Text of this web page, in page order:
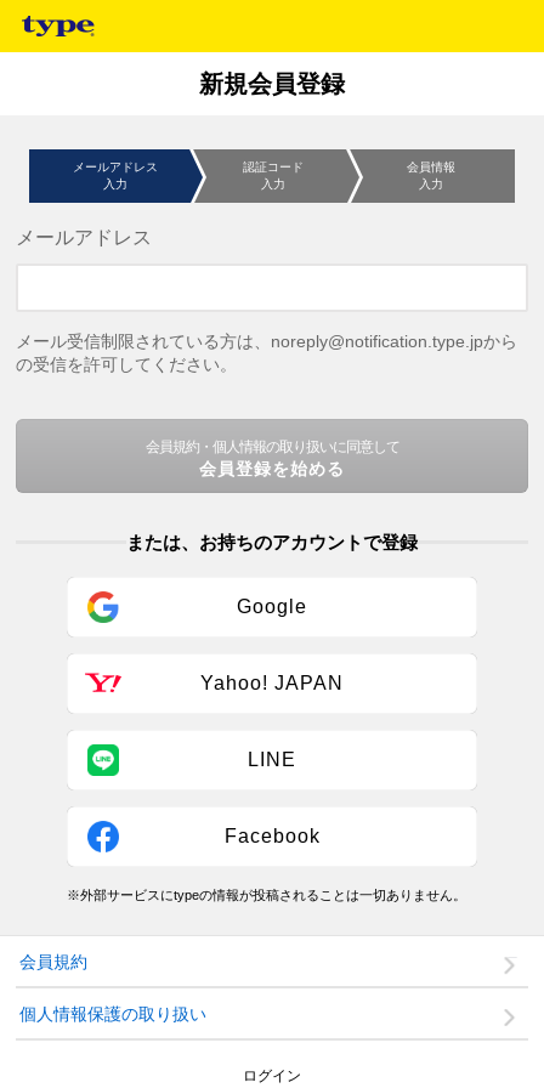
新規会員登録
メールアドレス
入力
認証コード
入力
会員情報
入力
メールアドレス
メール受信制限されている方は、noreply@notification.type.jpから
の受信を許可してください。
会員規約・個人情報の取り扱いに同意して
会員登録を始める
または、お持ちのアカウントで登録
Google
Yahoo! JAPAN
LINE
Facebook
※外部サービスにtypeの情報が投稿されることは一切ありません。
会員規約
個人情報保護の取り扱い
ログイン